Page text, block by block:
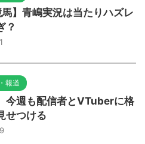
馬】青嶋実況は当たりハズレ
？
報道
今週も配信者とVTuberに格
せつける